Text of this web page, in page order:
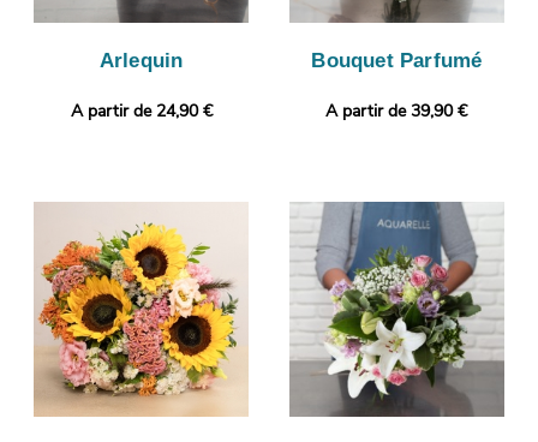
Arlequin
A partir de 24,90 €
Bouquet Parfumé
A partir de 39,90 €